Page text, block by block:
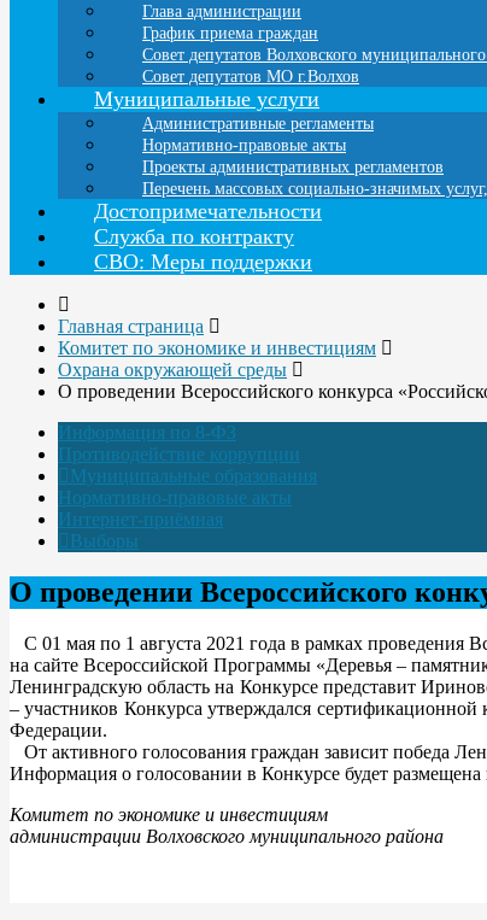
Глава администрации
График приема граждан
Совет депутатов Волховского
Совет депутатов МО г.Волхов
Муниципальные услуги
Административные регламенты
Нормативно-правовые акты
Проекты административных регламентов
Перечень массовых социально-значимых
Достопримечательности
Служба по контракту
СВО: Меры поддержки
Главная страница
Комитет по экономике и инвестициям
Охрана окружающей среды
О проведении Всероссийского конкурса
Информация по 8-ФЗ
Противодействие коррупции
Муниципальные образования
Нормативно-правовые акты
Интернет-приёмная
Выборы
О проведении Всероссийского
С 01 мая по 1 августа 2021 года в рамках проведения
на сайте Всероссийской Программы «Деревья –
Ленинградскую область на Конкурсе представит
– участников Конкурса утверждался
Федерации.
От активного голосования граждан зависит победа
Информация о голосовании в Конкурсе будет размещена
Комитет по экономике и инвестициям
администрации Волховского муниципального района